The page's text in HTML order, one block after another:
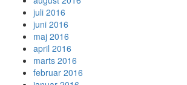
juli 2016
juni 2016
maj 2016
april 2016
marts 2016
februar 2016